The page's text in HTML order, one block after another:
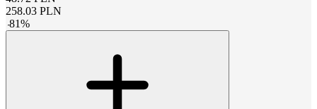
258.03 PLN
-81%